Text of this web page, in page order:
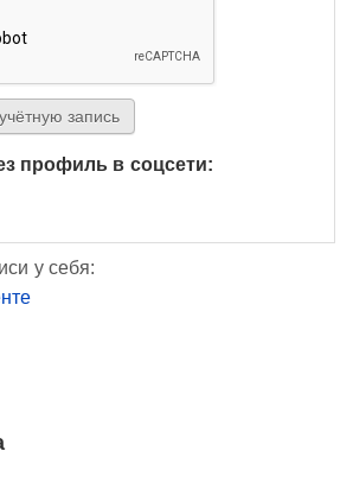
профиль в соцсети:
Яндекс
у себя: